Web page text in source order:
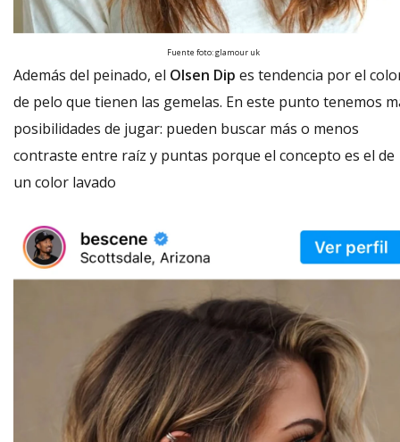
Fuente foto: glamour uk
Además del peinado, el Olsen Dip es tendencia por el
de pelo que tienen las gemelas. En este punto tenemos
posibilidades de jugar: pueden buscar más o menos
contraste entre raíz y puntas porque el concepto es el de
un color lavado